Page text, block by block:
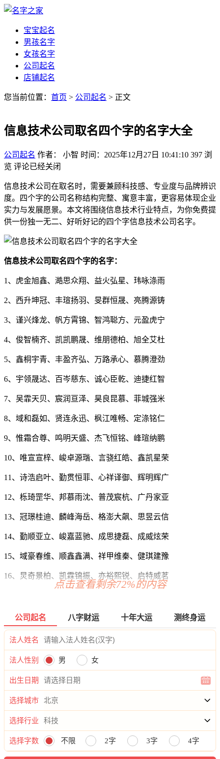
宝宝起名
男孩名字
女孩名字
公司起名
店铺起名
您当前位置： 首页 > 公司起名 > 正文
信息技术公司取名四个字的名字大全
公司起名 作者： 小智 时间：2025年12月27日 10:41:10 397 浏
览 评论已经关闭
信息技术公司在取名时，需要兼顾科技感、专业度与品牌辨识
度。四个字的公司名称结构完整、寓意丰富，更容易体现企业
实力与发展愿景。本文将围绕信息技术行业特点，为你免费提
供一份独一无二、好听好记的四个字信息技术公司名字。
信息技术公司取名四个字的名字：
1、虎金旭鑫、澔思众翔、益火弘星、玮咏涤雨
2、西升坤冠、丰瑄扬羽、旻群恒晟、亮腾源铸
3、谨兴烽龙、帆方霄锦、智鸿聪方、元盈虎宁
4、俊智楠齐、凯凯鹏晟、维朋德柏、旭全艾杜
5、鑫桐宇青、丰盈齐弘、万路承心、慕腾澄劲
6、宇领晟达、百岑慈东、诚心臣乾、迪捷红智
7、吴霏天贝、宸润亘泽、昊良昆慕、菲城强米
8、域和磊如、贤连永迅、枫江唯畅、定涤铭仁
9、惟霜合尊、鸣明天盛、杰飞恒铭、峰瑄纳鹏
10、唯宣宣梓、峻卓源瑎、言骁红皓、鑫凯星荣
11、诗浩启叶、勤贯恒菲、心祥译御、辉明辉广
12、栎琦罡华、邦慕雨沈、普茂宸杭、广丹家亚
13、冠璟桂迪、麟峰海岳、格澎大飙、思昱云信
14、勤顺亚立、峻嘉蓝驰、成思捷磊、成威炫荣
15、域豪春维、顺鑫鑫满、祥甲维秦、健琪建豫
16、炅奇景柏、凯霖锦振、亦裕熙锐、启特威茗
18、琛言欧星、腾千冠甲、煦栋善多、杜冀艾志
19、则智逸凯、朝琥铖勤、政瑞道凌、洋浚友斯
20、耀飞淳万、峰伦万天、辉洁焕金、硕永百冬
23、圣鸿森鹏、文征卓正、顺烽盛羲、兆森奇龙
24、安升捷世、众岳骞炫、恒锦航阳、益奥玮方
25、榕格瀚嵩、吉阳烽佳、谨诤鸣峰、秀翎祥书
点击查看剩余72%的内容
公司起名 八字财运 十年大运 测终身运
法人姓名
法人性别 男 女
出生日期
选择城市
选择行业
选择字数 不限 2字 3字 4字